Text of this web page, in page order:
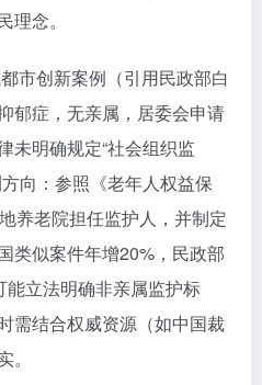
念。
市创新案例（引用民政部白
郁症，无亲属，居委会申请
未明确规定“社会组织监
向：参照《老年人权益保
养老院担任监护人，并制定
类似案件年增20%，民政部
能立法明确非亲属监护标
需结合权威资源（如中国裁